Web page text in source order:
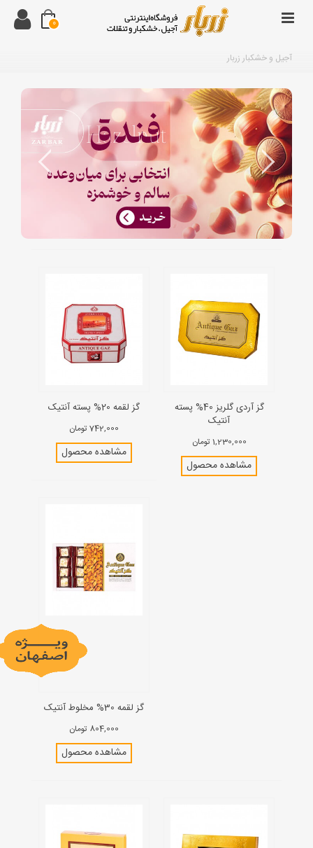
0
آجیل و خشکبار زربار
گز آردی گلریز 40% پسته
آنتیک
1,230,000 تومان
مشاهده محصول
گز لقمه 20% پسته آنتیک
742,000 تومان
مشاهده محصول
گز لقمه 30% مخلوط آنتیک
804,000 تومان
مشاهده محصول